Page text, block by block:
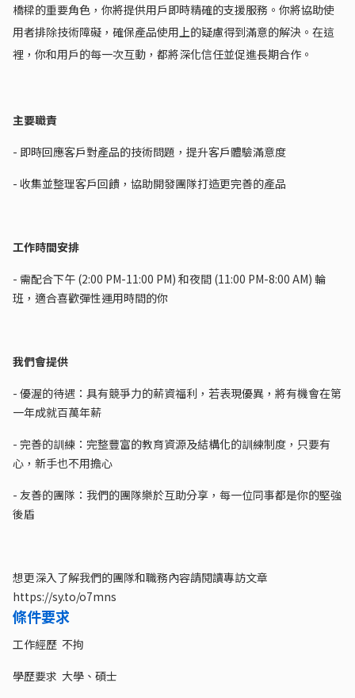
橋樑的重要角色，你將提供用戶即時精確的支援服務。你將協助使
用者排除技術障礙，確保產品使用上的疑慮得到滿意的解決。在這
裡，你和用戶的每一次互動，都將深化信任並促進長期合作。
主要職責
- 即時回應客戶對產品的技術問題，提升客戶體驗滿意度
- 收集並整理客戶回饋，協助開發團隊打造更完善的產品
工作時間安排
- 需配合下午 (2:00 PM-11:00 PM) 和夜間 (11:00 PM-8:00 AM) 輪
班，適合喜歡彈性運用時間的你
我們會提供
- 優渥的待遇：具有競爭力的薪資福利，若表現優異，將有機會在第
一年成就百萬年薪
- 完善的訓練：完整豐富的教育資源及結構化的訓練制度，只要有
心，新手也不用擔心
- 友善的團隊：我們的團隊樂於互助分享，每一位同事都是你的堅強
後盾
想更深入了解我們的團隊和職務內容請閱讀專訪文章
https://sy.to/o7mns
條件要求
工作經歷 不拘
學歷要求 大學、碩士